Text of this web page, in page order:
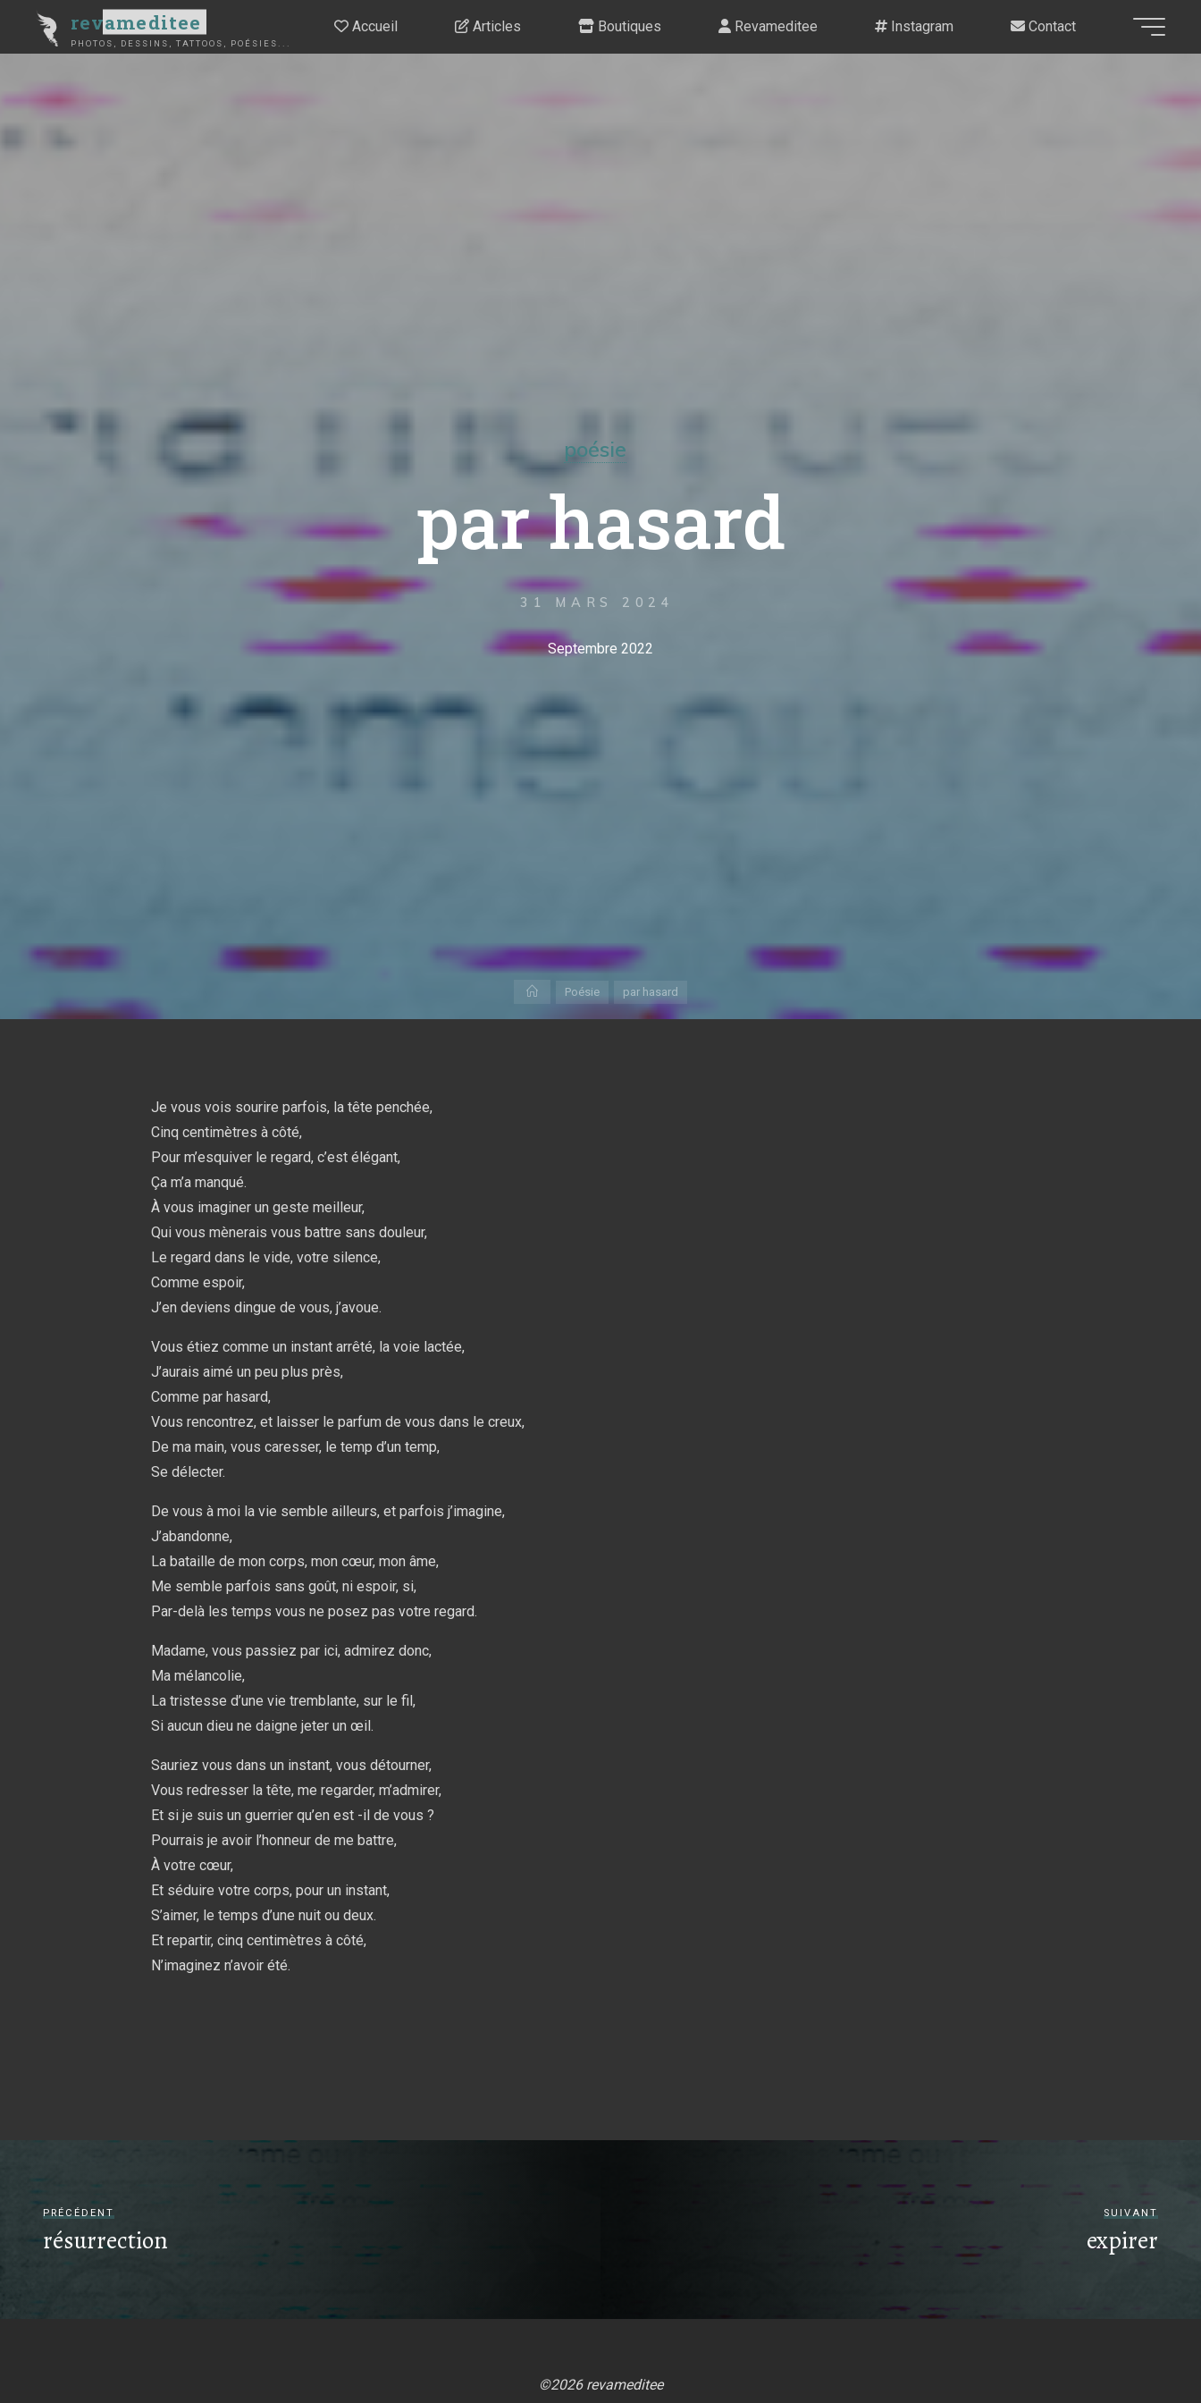
revameditee
PHOTOS, DESSINS, TATTOOS, POÉSIES...
Accueil Articles Boutiques Revameditee Instagram Contact
poésie
par hasard
31 MARS 2024
AccueilPoésie par hasard
Septembre 2022
Je vous vois sourire parfois, la tête penchée,
Cinq centimètres à côté,
Pour m’esquiver le regard, c’est élégant,
Ça m’a manqué.
À vous imaginer un geste meilleur,
Qui vous mènerais vous battre sans douleur,
Le regard dans le vide, votre silence,
Comme espoir,
J’en deviens dingue de vous, j’avoue.
Vous étiez comme un instant arrêté, la voie lactée,
J’aurais aimé un peu plus près,
Comme par hasard,
Vous rencontrez, et laisser le parfum de vous dans le creux,
De ma main, vous caresser, le temp d’un temp,
Se délecter.
De vous à moi la vie semble ailleurs, et parfois j’imagine,
J’abandonne,
La bataille de mon corps, mon cœur, mon âme,
Me semble parfois sans goût, ni espoir, si,
Par-delà les temps vous ne posez pas votre regard.
Madame, vous passiez par ici, admirez donc,
Ma mélancolie,
La tristesse d’une vie tremblante, sur le fil,
Si aucun dieu ne daigne jeter un œil.
Sauriez vous dans un instant, vous détourner,
Vous redresser la tête, me regarder, m’admirer,
Et si je suis un guerrier qu’en est -il de vous ?
Pourrais je avoir l’honneur de me battre,
À votre cœur,
Et séduire votre corps, pour un instant,
S’aimer, le temps d’une nuit ou deux.
Et repartir, cinq centimètres à côté,
N’imaginez n’avoir été.
PRÉCÉDENT
résurrection
SUIVANT
expirer
©2026 revameditee